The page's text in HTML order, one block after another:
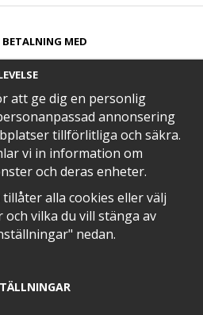
BETALNING MED​
LEVERANS MED
EN DEL AV
att ge dig en personlig
annonsering
tillförlitliga och säkra.
vi in information om
och deras enheter.
alla cookies eller välj
vilka du vill stänga av
nedan.